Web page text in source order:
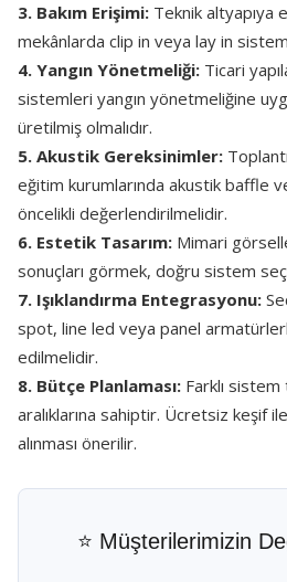
3. Bakım Erişimi: Teknik altyapıya
mekânlarda clip in veya lay in
4. Yangın Yönetmeliği: Ticari
sistemleri yangın yönetmeliğine
üretilmiş olmalıdır.
5. Akustik Gereksinimler:
eğitim kurumlarında akustik baffle
öncelikli değerlendirilmelidir.
6. Estetik Tasarım: Mimari
sonuçları görmek, doğru sistem
7. Işıklandırma Entegrasyonu:
spot, line led veya panel
edilmelidir.
8. Bütçe Planlaması: Farklı
aralıklarına sahiptir. Ücretsiz keşif
alınması önerilir.
⭐ Müşterilerimizin